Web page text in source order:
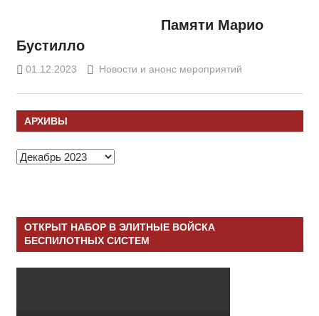
Памяти Марио
Бустилло
01.12.2023 DragoonEvil
Новости и анонс мероприятий
АРХИВЫ
Архивы
ОТКРЫТ НАБОР В ЭЛИТНЫЕ ВОЙСКА
БЕСПИЛОТНЫХ СИСТЕМ